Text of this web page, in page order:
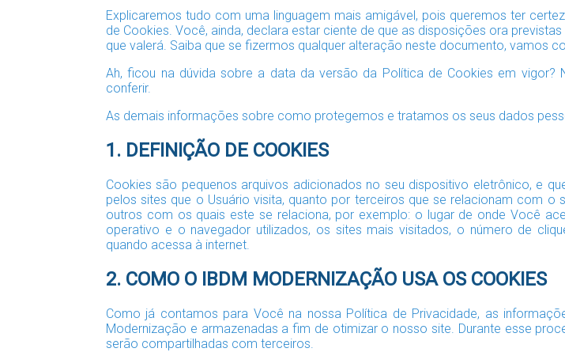
Explicaremos tudo com uma linguagem mais amigável, pois queremos ter
de Cookies. Você, ainda, declara estar ciente de que as disposições ora
que valerá. Saiba que se fizermos qualquer alteração neste documento, vamos
Ah, ficou na dúvida sobre a data da versão da Política de Cookies em
conferir.
As demais informações sobre como protegemos e tratamos os seus dados
1. DEFINIÇÃO DE COOKIES
Cookies são pequenos arquivos adicionados no seu dispositivo eletrônico, e
pelos sites que o Usuário visita, quanto por terceiros que se relacionam com
outros com os quais este se relaciona, por exemplo: o lugar de onde Você
operativo e o navegador utilizados, os sites mais visitados, o número de
quando acessa à internet.
2. COMO O IBDM MODERNIZAÇÃO USA OS COOKIES
Como já contamos para Você na nossa Política de Privacidade, as
Modernização e armazenadas a fim de otimizar o nosso site. Durante esse
serão compartilhadas com terceiros.